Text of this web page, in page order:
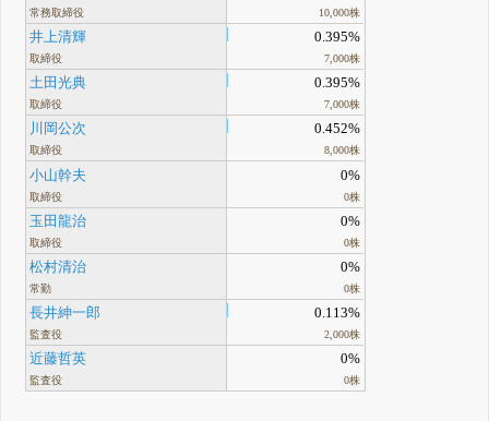
常務取締役 10,000株
井上清輝
取締役
0.395%
7,000株
土田光典
取締役
0.395%
7,000株
川岡公次
取締役
0.452%
8,000株
小山幹夫
取締役
0%
0株
玉田龍治
取締役
0%
0株
松村清治
常勤
0%
0株
長井紳一郎
監査役
0.113%
2,000株
近藤哲英
監査役
0%
0株